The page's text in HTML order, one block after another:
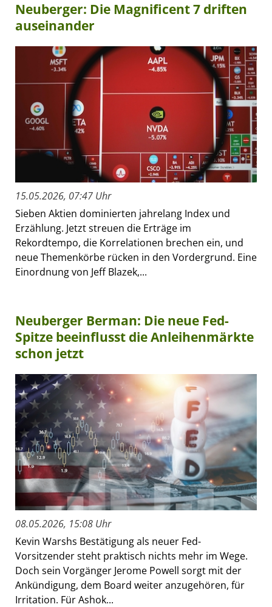
Neuberger: Die Magnificent 7 driften
auseinander
15.05.2026, 07:47 Uhr
Sieben Aktien dominierten jahrelang Index und
Erzählung. Jetzt streuen die Erträge im
Rekordtempo, die Korrelationen brechen ein, und
neue Themenkörbe rücken in den Vordergrund. Eine
Einordnung von Jeff Blazek,...
Neuberger Berman: Die neue Fed-
Spitze beeinflusst die Anleihenmärkte
schon jetzt
08.05.2026, 15:08 Uhr
Kevin Warshs Bestätigung als neuer Fed-
Vorsitzender steht praktisch nichts mehr im Wege.
Doch sein Vorgänger Jerome Powell sorgt mit der
Ankündigung, dem Board weiter anzugehören, für
Irritation. Für Ashok...